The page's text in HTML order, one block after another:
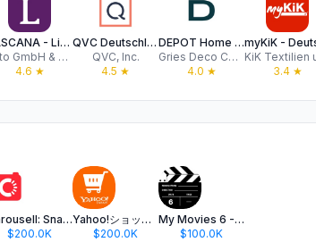
LASCANA - Lingerie & Bademode
Otto GmbH & Co. KGaA
4.6 ★
QVC Deutschland
QVC, Inc.
4.5 ★
DEPOT Home & Living
Gries Deco Company GmbH
4.0 ★
3.4★
Carousell: Snap-Sell, Chat-Buy
$200.0K
Yahoo!ショッピング-PayPayポイントが貯まる通販
$200.0K
My Movies 6 - Movie & TV List
$100.0K